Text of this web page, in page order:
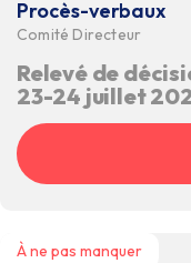
Procès-verbaux
Comité Directeur
Relevé de
23-24 juillet
À ne pas manquer